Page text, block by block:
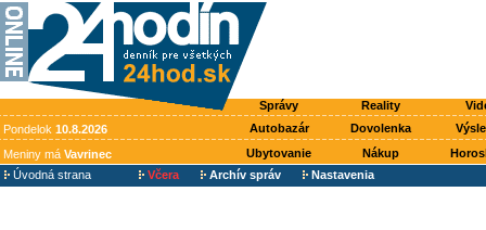
Správy Reality
Pondelok 10.8.2026 Autobazár Dovolenka
Meniny má Vavrinec Ubytovanie Nákup
Úvodná strana
Včera Archív správ Nastavenia